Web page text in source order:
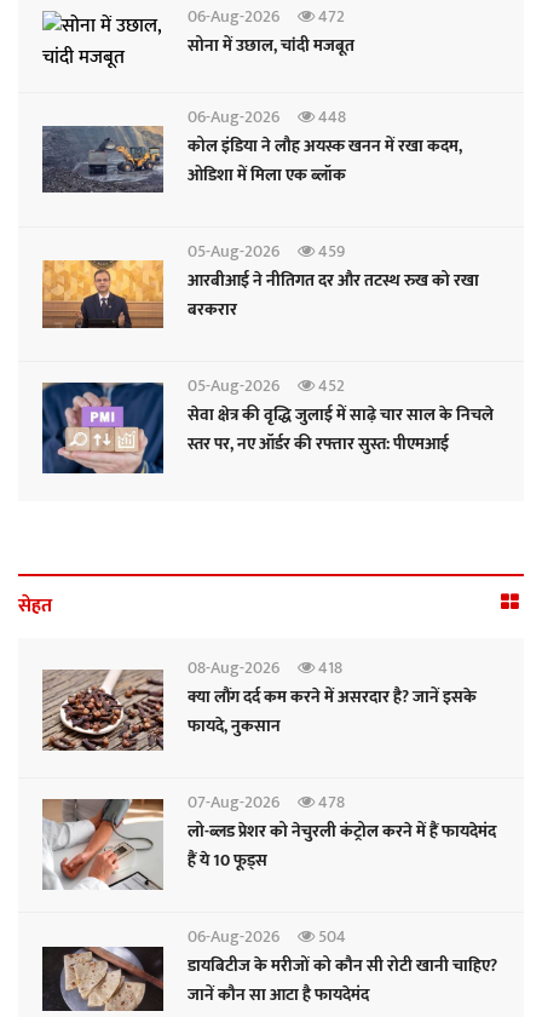
06-Aug-2026
472
सोना में उछाल, चांदी मजबूत
06-Aug-2026
448
कोल इंडिया ने लौह अयस्क खनन में रखा कदम,
ओडिशा में मिला एक ब्लॉक
05-Aug-2026
459
आरबीआई ने नीतिगत दर और तटस्थ रुख को रखा
बरकरार
05-Aug-2026
452
सेवा क्षेत्र की वृद्धि जुलाई में साढ़े चार साल के निचले
स्तर पर, नए ऑर्डर की रफ्तार सुस्त: पीएमआई
सेहत
08-Aug-2026
418
क्या लौंग दर्द कम करने में असरदार है? जानें इसके
फायदे, नुकसान
07-Aug-2026
478
लो-ब्लड प्रेशर को नेचुरली कंट्रोल करने में हैं फायदेमंद
हैं ये 10 फूड्स
06-Aug-2026
504
डायबिटीज के मरीजों को कौन सी रोटी खानी चाहिए?
जानें कौन सा आटा है फायदेमंद